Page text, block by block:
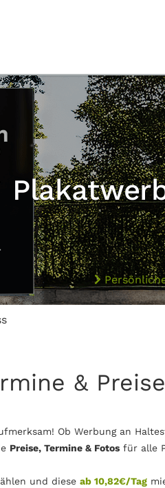
&
Ob Werbung an
Preise, Termine & Fotos für alle
und diese ab 10,82€/Tag